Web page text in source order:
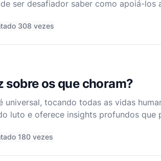
ser desafiador saber como apoiá-los
308 vezes
sobre os que choram?
universal, tocando todas as vidas
luto e oferece insights profundos
180 vezes